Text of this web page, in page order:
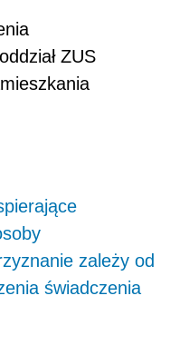
ZUS
zależy od
świadczenia